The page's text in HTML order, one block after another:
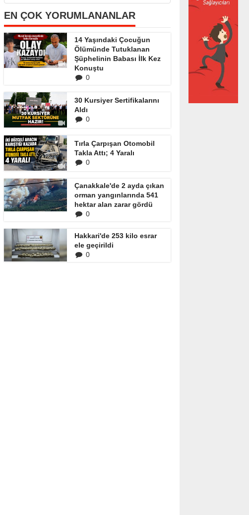
EN ÇOK YORUMLANANLAR
14 Yaşındaki Çocuğun
Ölümünde Tutuklanan
Şüphelinin Babası İlk Kez
Konuştu
0
30 Kursiyer Sertifikalarını
Aldı
0
Tırla Çarpışan Otomobil
Takla Attı; 4 Yaralı
0
Çanakkale'de 2 ayda çıkan
orman yangınlarında 541
hektar alan zarar gördü
0
Hakkari'de 253 kilo esrar
ele geçirildi
0